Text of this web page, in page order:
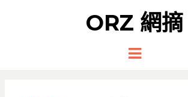
ORZ 網摘
Menu